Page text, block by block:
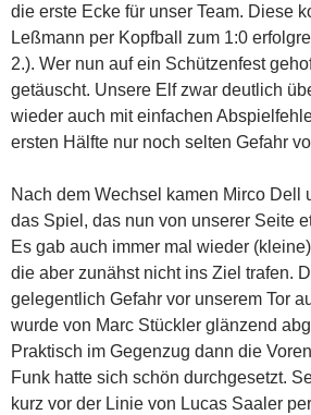
die erste Ecke für unser Team. Diese
Leßmann per Kopfball zum 1:0
2.). Wer nun auf ein Schützenfest
getäuscht. Unsere Elf zwar deutlich
wieder auch mit einfachen
ersten Hälfte nur noch selten Gefahr
Nach dem Wechsel kamen Mirco Dell
das Spiel, das nun von unserer Seite
Es gab auch immer mal wieder
die aber zunähst nicht ins Ziel trafen.
gelegentlich Gefahr vor unserem Tor
wurde von Marc Stückler glänzend
Praktisch im Gegenzug dann die
Funk hatte sich schön durchgesetzt.
kurz vor der Linie von Lucas Saaler